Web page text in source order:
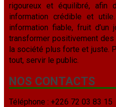
rigoureux et équilibré, afin
information crédible et
information fiable, fruit d’un
transformer positivement
la société plus forte et juste.
tout, servir le public.
NOS CONTACTS
Téléphone : +226 72 03 83 15